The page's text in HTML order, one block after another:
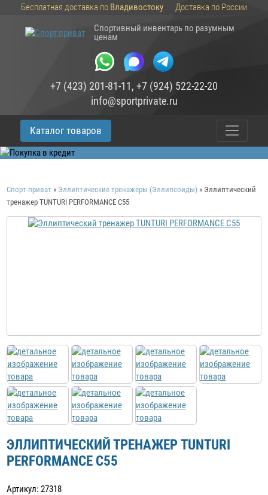
Бесплатная доставка по Владивостоку
Доставка по России
Спортивный инвентарь по разумным
ценам
+7 (423) 201-81-11, +7 (924) 522-22-20
info@sportprivate.ru
Каталог товаров
Спорт-приват » Эллиптические тренажеры (Эллипсоиды) » Эллиптический
тренажер TUNTURI PERFORMANCE C55
ЭЛЛИПТИЧЕСКИЙ ТРЕНАЖЕР TUNTURI
PERFORMANCE C55
Артикул: 27318